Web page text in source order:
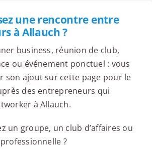
une rencontre entre
à Allauch ?
business, réunion de club,
ou événement ponctuel : vous
son ajout sur cette page pour le
des entrepreneurs qui
à Allauch.
un groupe, un club d’affaires ou
?